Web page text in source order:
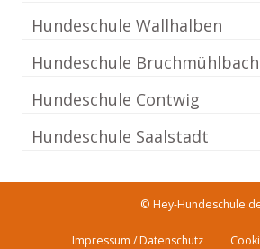
Hundeschule Wallhalben
Hundeschule
Hundeschule Contwig
Hundeschule Saalstadt
© Hey-
Impressum / Datenschutz